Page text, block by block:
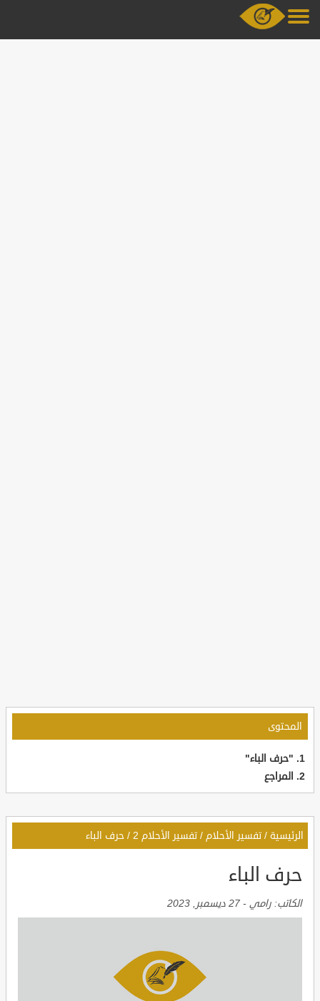
المحتوى
"حرف الباء"
المراجع
الرئيسية / تفسير الأحلام / تفسير الأحلام 2 / حرف الباء
حرف الباء
الكاتب: رامي - 27 ديسمبر, 2023